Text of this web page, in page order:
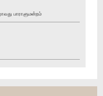
பாராளுமன்றம்